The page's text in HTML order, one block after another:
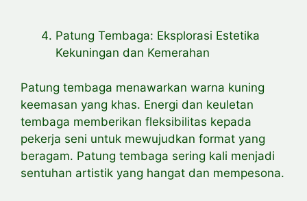
Patung Tembaga: Eksplorasi Estetika
Kekuningan dan Kemerahan
Patung tembaga menawarkan warna kuning
keemasan yang khas. Energi dan keuletan
tembaga memberikan fleksibilitas kepada
pekerja seni untuk mewujudkan format yang
beragam. Patung tembaga sering kali menjadi
sentuhan artistik yang hangat dan mempesona.